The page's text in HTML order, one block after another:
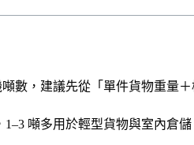
數，建議先從「單件貨物重量
1–3 噸多用於輕型貨物與室內倉